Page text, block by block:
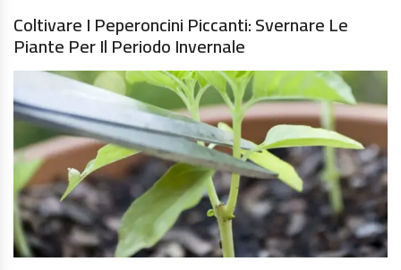
Coltivare I Peperoncini Piccanti: Svernare Le
Piante Per Il Periodo Invernale